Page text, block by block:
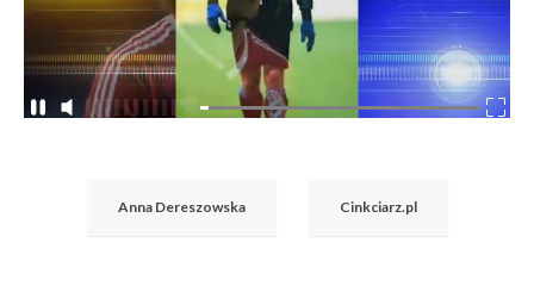
Anna Dereszowska Cinkciarz.pl